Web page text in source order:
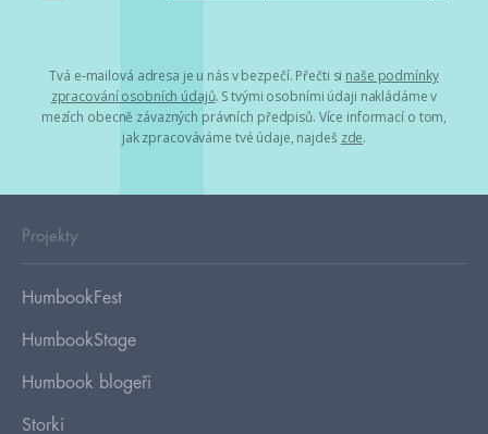
Tvá e-mailová adresa je u nás v bezpečí. Přečti si naše podmínky
zpracování osobních údajů. S tvými osobními údaji nakládáme v
mezích obecně závazných právních předpisů. Více informací o tom,
jak zpracováváme tvé údaje, najdeš zde.
Projekty
HumbookFest
HumbookStage
Humbook blogeři
Storki